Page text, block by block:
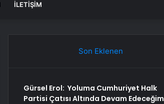
İLETIŞIM
Son Eklenen
Gürsel Erol: Yoluma Cumhuriyet Halk
Partisi Çatısı Altında Devam Edeceğim